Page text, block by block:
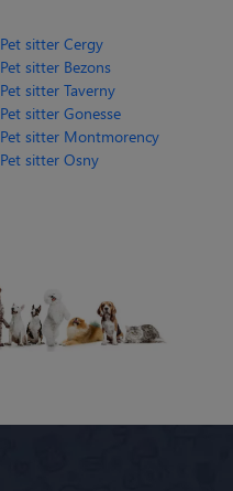
Pet sitter Cergy
Pet sitter Bezons
Pet sitter Taverny
Pet sitter Gonesse
Pet sitter Montmorency
Pet sitter Osny